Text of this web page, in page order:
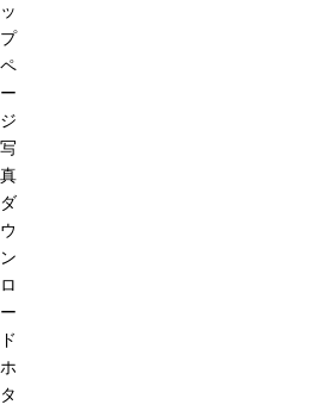
ッ
プ
ペ
ー
ジ
写
真
ダ
ウ
ン
ロ
ー
ド
ホ
タ